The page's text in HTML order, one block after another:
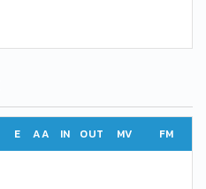
E AA IN OUT MV FM